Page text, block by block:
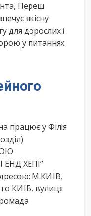
Переш
якісну
для дорослих і
у питаннях
працює у Філія
ЕНД ХЕПІ”
М.КИЇВ,
КИЇВ, вулиця